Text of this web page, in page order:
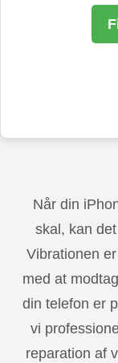
Når din
skal, kan
Vibrationen
med at
din telefon er
vi
reparation af